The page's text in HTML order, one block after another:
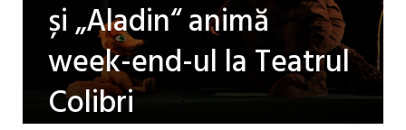
și „Aladin“ animă
week-end-ul la Teatrul
Colibri